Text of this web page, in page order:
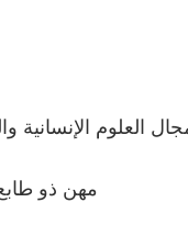
العلوم الإنسانية
مهن ذو